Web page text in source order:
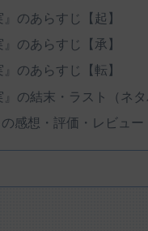
のあらすじ【起】
のあらすじ【承】
のあらすじ【転】
の結末・ラスト（ネタ
感想・評価・レビュー